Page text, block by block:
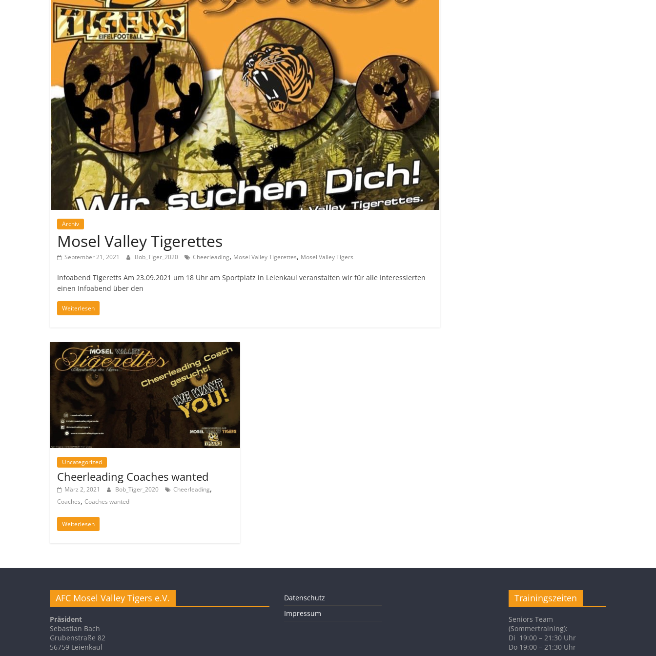
Archiv
Mosel Valley Tigerettes
September 21, 2021 Bob_Tiger_2020 Cheerleading, Mosel Valley Tigerettes, Mosel Valley Tigers
Infoabend Tigeretts Am 23.09.2021 um 18 Uhr am Sportplatz in Leienkaul veranstalten wir für alle Interessierten
einen Infoabend über den
Weiterlesen
Uncategorized
Cheerleading Coaches wanted
März 2, 2021 Bob_Tiger_2020 Cheerleading,
Coaches, Coaches wanted
Weiterlesen
AFC Mosel Valley Tigers e.V.
Präsident
Sebastian Bach
Grubenstraße 82
56759 Leienkaul
Datenschutz
Impressum
Trainingszeiten
Seniors Team
(Sommertraining):
Di 19:00 – 21:30 Uhr
Do 19:00 – 21:30 Uhr